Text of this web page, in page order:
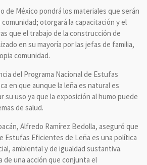
de México pondrá los materiales que serán
otorgará la capacitación y el
que el trabajo de la construcción de
en su mayoría por las jefas de familia,
comunidad.
del Programa Nacional de Estufas
en que aunque la leña es natural es
uso ya que la exposición al humo puede
de salud.
Alfredo Ramírez Bedolla, aseguró que
Estufas Eficientes de Leña es una política
ambiental y de igualdad sustantiva.
de una acción que conjunta el